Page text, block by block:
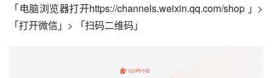
「电脑浏览器打开https://channels.weixin.qq.com/shop 」>
「打开微信」> 「扫码二维码」